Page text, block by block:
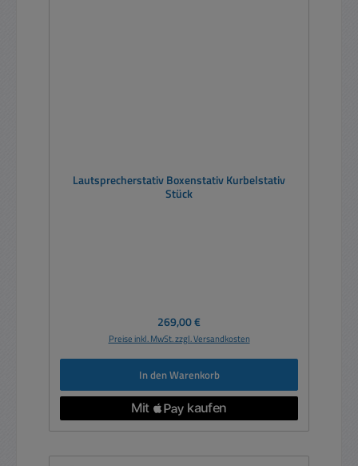
Lautsprecherstativ Boxenstativ Kurbelstativ
Stück
Regulärer Preis:
269,00 €
Preise inkl. MwSt. zzgl. Versandkosten
In den Warenkorb